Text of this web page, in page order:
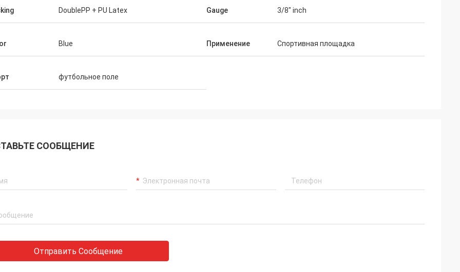
DoublePP + PU Latex Gauge 3/8" inch
Blue Применение Спортивная площадка
футбольное поле
СООБЩЕНИЕ
Отправить Сообщение